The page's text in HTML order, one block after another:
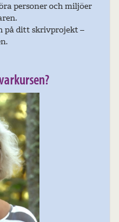
personer och miljöer
på ditt skrivprojekt –